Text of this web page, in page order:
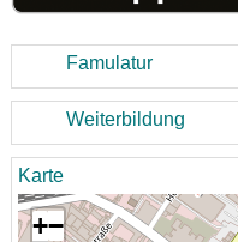
Famulatur
Weiterbildung
Karte
+−